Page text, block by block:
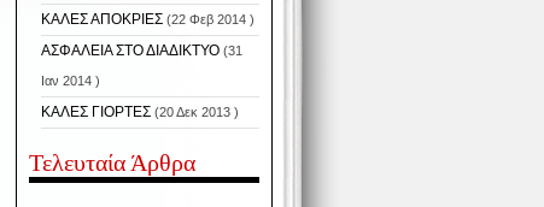
ΚΑΛΕΣ ΑΠΟΚΡΙΕΣ(22 Φεβ 2014 )
ΑΣΦΑΛΕΙΑ ΣΤΟ ΔΙΑΔΙΚΤΥΟ(31
Ιαν 2014 )
ΚΑΛΕΣ ΓΙΟΡΤΕΣ(20 Δεκ 2013 )
Τελευταία Άρθρα